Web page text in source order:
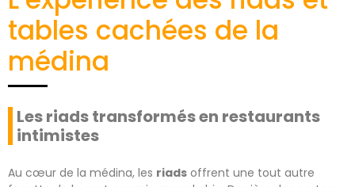
tables cachées de la
médina
Les riads transformés en restaurants
intimistes
Au cœur de la médina, les riads offrent une tout autre